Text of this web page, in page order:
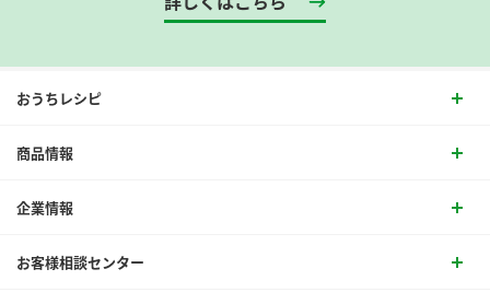
おうちレシピ
商品情報
企業情報
お客様相談センター